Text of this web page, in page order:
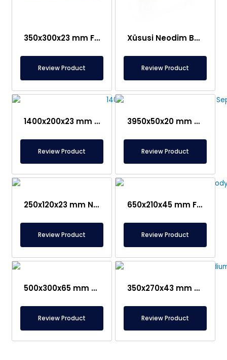
350x300x23 mm Ferrit Plitə Maqnit
Review Product
Xüsusi Neodim Bağlantısı olan Plaka Maqniti
Review Product
1400x200x23 mm Konveyer Bant üçün Lövhə Maqnit Separatoru – Paslanmaz – Qida üçün uyğun
Review Product
3950x50x20 mm Maqnit Plitə – Xüsusi Dizayn
Review Product
250x120x23 mm NdFeB Neodymium Lövhə Maqnit
Review Product
650x210x45 mm Ferrit Maqnit Plitəsi
Review Product
500x300x65 mm Neodim Maqnit Plitə
Review Product
350x270x43 mm Menteşəli Plitə Maqnit
Review Product